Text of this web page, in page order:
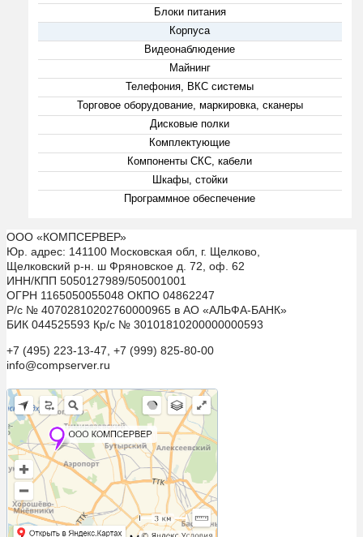
Блоки питания
Корпуса
Видеонаблюдение
Майнинг
Телефония, ВКС системы
Торговое оборудование, маркировка, сканеры
Дисковые полки
Комплектующие
Компоненты СКС, кабели
Шкафы, стойки
Программное обеспечение
ООО «КОМПСЕРВЕР»
Юр. адрес: 141100 Московская обл, г. Щелково,
Щелковский р-н. ш Фряновское д. 72, оф. 62
ИНН/КПП 5050127989/505001001
ОГРН 1165050055048 ОКПО 04862247
Р/с № 40702810202760000965 в АО «АЛЬФА-БАНК»
БИК 044525593 Кр/с № 30101810200000000593
+7 (495) 223-13-47, +7 (999) 825-80-00
info@compserver.ru